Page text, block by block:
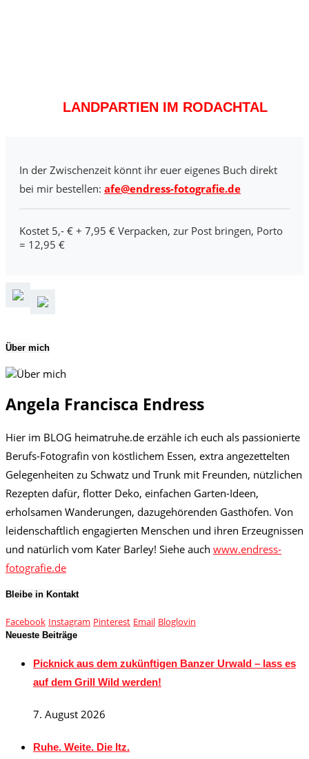
LANDPARTIEN IM RODACHTAL
In der Zwischenzeit könnt ihr euer eigenes Buch direkt
bei mir bestellen: afe@endress-fotografie.de
Kostet 5,- € + 7,95 € Verpacken, zur Post bringen, Porto
= 12,95 €
Über mich
Angela Francisca Endress
Hier im BLOG heimatruhe.de erzähle ich euch als passionierte
Berufs-Fotografin von köstlichem Essen, extra angezettelten
Gelegenheiten zu Schwatz und Trunk mit Freunden, nützlichen
Rezepten dafür, flotter Deko, einfachen Garten-Ideen,
erholsamen Wanderungen, dazugehörenden Gasthöfen. Von
leidenschaftlich engagierten Menschen und ihren Erzeugnissen
und natürlich vom Kater Barley! Siehe auch www.endress-
fotografie.de
Bleibe in Kontakt
Facebook Instagram Pinterest Email Bloglovin
Neueste Beiträge
Picknick aus dem zukünftigen Banzer Urwald – lass es
auf dem Grill Wild werden!
7. August 2026
Ruhe. Weite. Die Itz.